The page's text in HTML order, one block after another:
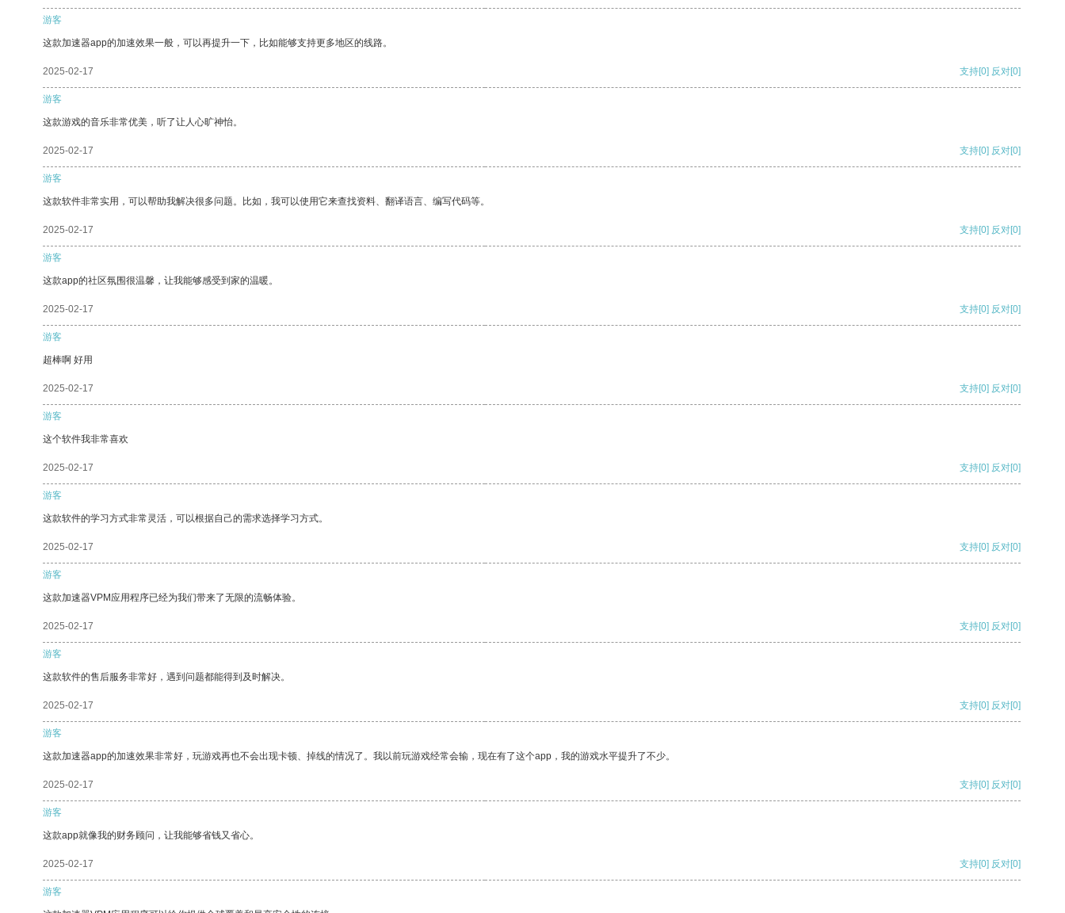
游客
这款加速器app的加速效果一般，可以再提升一下，比如能够支持更多地区的线路。
2025-02-17 支持[0] 反对[0]
游客
这款游戏的音乐非常优美，听了让人心旷神怡。
2025-02-17 支持[0] 反对[0]
游客
这款软件非常实用，可以帮助我解决很多问题。比如，我可以使用它来查找资料、翻译语言、编写代码等。
2025-02-17 支持[0] 反对[0]
游客
这款app的社区氛围很温馨，让我能够感受到家的温暖。
2025-02-17 支持[0] 反对[0]
游客
超棒啊 好用
2025-02-17 支持[0] 反对[0]
游客
这个软件我非常喜欢
2025-02-17 支持[0] 反对[0]
游客
这款软件的学习方式非常灵活，可以根据自己的需求选择学习方式。
2025-02-17 支持[0] 反对[0]
游客
这款加速器VPM应用程序已经为我们带来了无限的流畅体验。
2025-02-17 支持[0] 反对[0]
游客
这款软件的售后服务非常好，遇到问题都能得到及时解决。
2025-02-17 支持[0] 反对[0]
游客
这款加速器app的加速效果非常好，玩游戏再也不会出现卡顿、掉线的情况了。我以前玩游戏经常会输，现在有了这个app，我的游戏水平提升了不少。
2025-02-17 支持[0] 反对[0]
游客
这款app就像我的财务顾问，让我能够省钱又省心。
2025-02-17 支持[0] 反对[0]
游客